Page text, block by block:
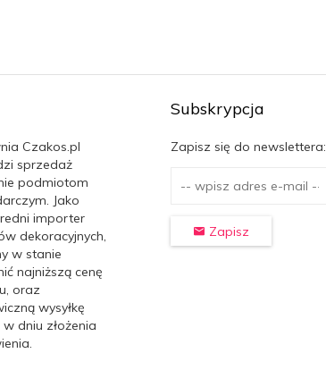
Czakos.pl
sprzedaż
podmiotom
Jako
importer
dekoracyjnych,
w stanie
najniższą cenę
oraz
wysyłkę
dniu złożenia
Subskrypcja
Zapisz się do newslettera:
Zapisz